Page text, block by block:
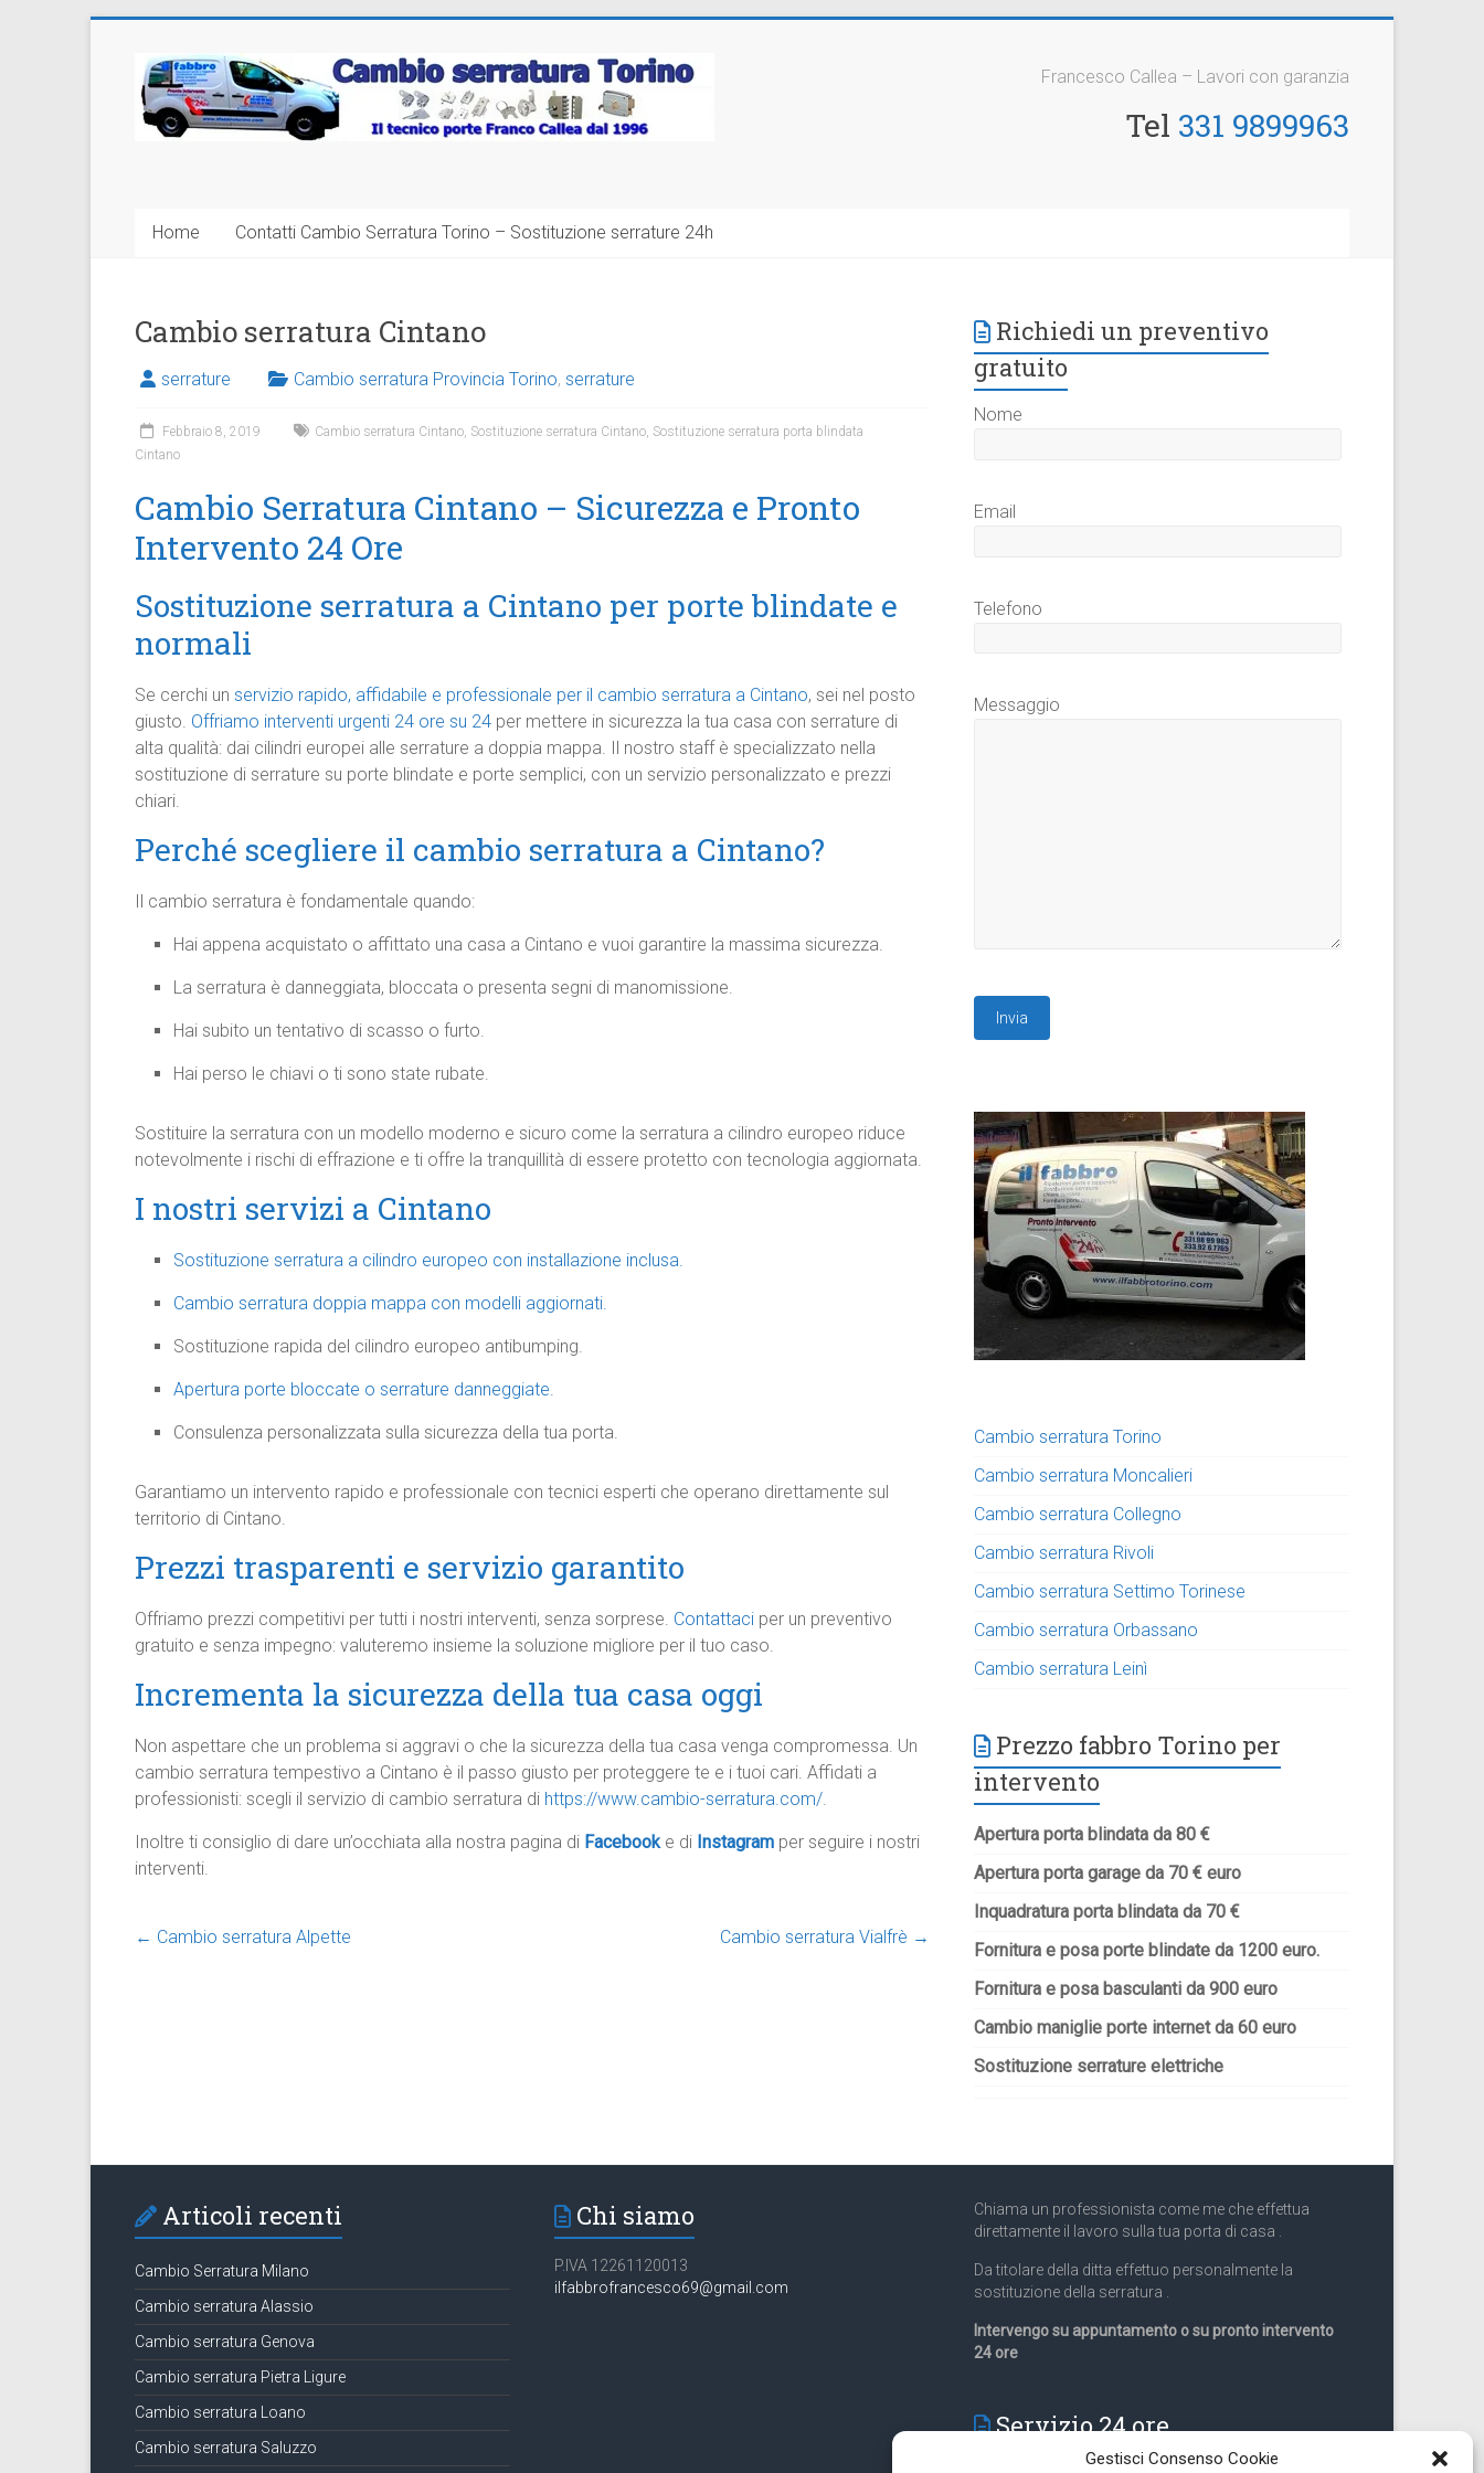
Gestisci Consenso Cookie
contenutoCambio
Serratura
Francesco Callea – Lavori con garanzia
Tel 331 9899963
Home Contatti Cambio Serratura Torino – Sostituzione serrature 24h
Cambio serratura Cintano
serrature Cambio serratura Provincia Torino, serrature
Febbraio 8, 2019 Cambio serratura Cintano, Sostituzione serratura Cintano, Sostituzione serratura porta blindata
Cintano
Cambio Serratura Cintano – Sicurezza e Pronto
Intervento 24 Ore
Sostituzione serratura a Cintano per porte blindate e
normali
Se cerchi un servizio rapido, affidabile e professionale per il cambio serratura a Cintano, sei nel posto
giusto. Offriamo interventi urgenti 24 ore su 24 per mettere in sicurezza la tua casa con serrature di
alta qualità: dai cilindri europei alle serrature a doppia mappa. Il nostro staff è specializzato nella
sostituzione di serrature su porte blindate e porte semplici, con un servizio personalizzato e prezzi
chiari.
Perché scegliere il cambio serratura a Cintano?
Il cambio serratura è fondamentale quando:
Hai appena acquistato o affittato una casa a Cintano e vuoi garantire la massima sicurezza.
La serratura è danneggiata, bloccata o presenta segni di manomissione.
Hai subito un tentativo di scasso o furto.
Hai perso le chiavi o ti sono state rubate.
Sostituire la serratura con un modello moderno e sicuro come la serratura a cilindro europeo riduce
notevolmente i rischi di effrazione e ti offre la tranquillità di essere protetto con tecnologia aggiornata.
I nostri servizi a Cintano
Sostituzione serratura a cilindro europeo con installazione inclusa.
Cambio serratura doppia mappa con modelli aggiornati.
Sostituzione rapida del cilindro europeo antibumping.
Apertura porte bloccate o serrature danneggiate.
Consulenza personalizzata sulla sicurezza della tua porta.
Garantiamo un intervento rapido e professionale con tecnici esperti che operano direttamente sul
territorio di Cintano.
Prezzi trasparenti e servizio garantito
Offriamo prezzi competitivi per tutti i nostri interventi, senza sorprese. Contattaci per un preventivo
gratuito e senza impegno: valuteremo insieme la soluzione migliore per il tuo caso.
Incrementa la sicurezza della tua casa oggi
Non aspettare che un problema si aggravi o che la sicurezza della tua casa venga compromessa. Un
cambio serratura tempestivo a Cintano è il passo giusto per proteggere te e i tuoi cari. Affidati a
professionisti: scegli il servizio di cambio serratura di https://www.cambio-serratura.com/.
Inoltre ti consiglio di dare un’occhiata alla nostra pagina di Facebook e di Instagram per seguire i nostri
interventi.
← Cambio serratura Alpette Cambio serratura Vialfrè →
Richiedi un preventivo
gratuito
Nome
Email
Telefono
Messaggio
Cambio serratura Torino
Cambio serratura Moncalieri
Cambio serratura Collegno
Cambio serratura Rivoli
Cambio serratura Settimo Torinese
Cambio serratura Orbassano
Cambio serratura Leinì
Prezzo fabbro Torino per
intervento
Apertura porta blindata da 80 €
Apertura porta garage da 70 € euro
Inquadratura porta blindata da 70 €
Fornitura e posa porte blindate da 1200 euro.
Fornitura e posa basculanti da 900 euro
Cambio maniglie porte internet da 60 euro
Sostituzione serrature elettriche
Articoli recenti
Cambio Serratura Milano
Cambio serratura Alassio
Cambio serratura Genova
Cambio serratura Pietra Ligure
Cambio serratura Loano
Cambio serratura Saluzzo
Chi siamo
P.IVA 12261120013
ilfabbrofrancesco69@gmail.com
Chiama un professionista come me che effettua
direttamente il lavoro sulla tua porta di casa .
Da titolare della ditta effettuo personalmente la
sostituzione della serratura .
Intervengo su appuntamento o su pronto intervento
24 ore
Servizio 24 ore